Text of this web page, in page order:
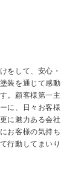
をして、安心・
装を通じて感動
。顧客様第一主
に、日々お客様
に魅力ある会社
お客様の気持ち
行動してまいり